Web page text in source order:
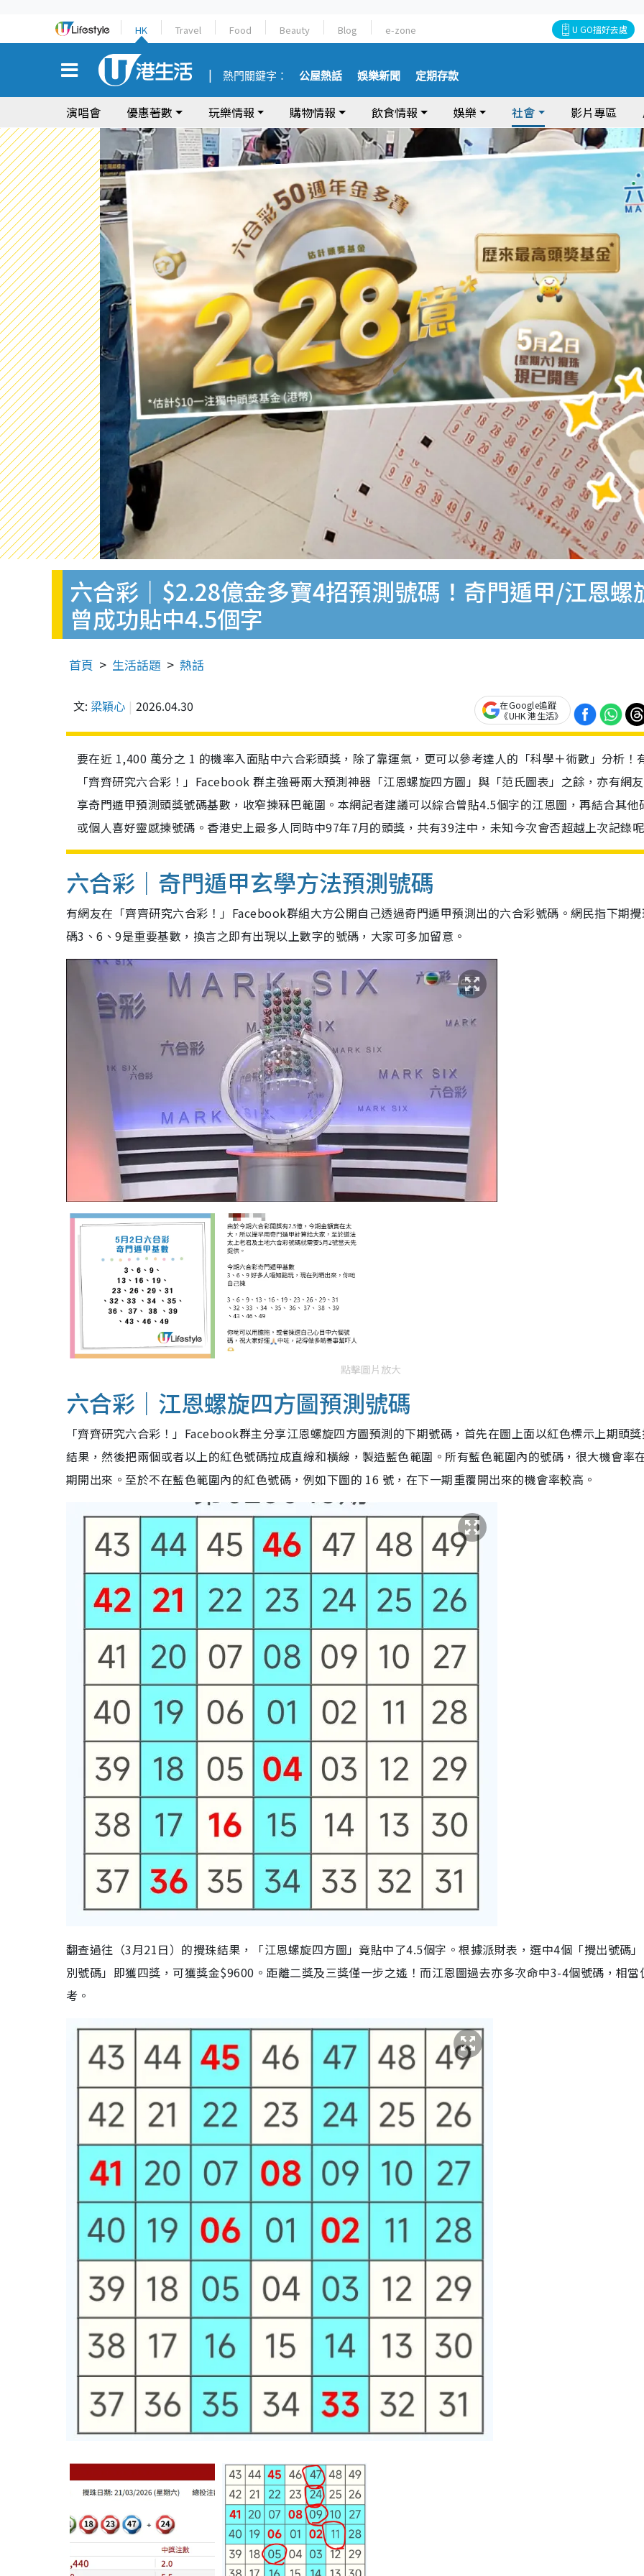
HK Travel Food Beauty Blog e-zone U GO搵好去處
熱門關鍵字： 公屋熱話 娛樂新聞 定期存款
演唱會 優惠著數 玩樂情報 購物情報 飲食情報 娛樂 社會 影片專區
六合彩｜$2.28億金多寶4招預測號碼！奇門遁甲/江恩
曾成功貼中4.5個字
首頁 生活話題 熱話
文: 梁穎心 2026.04.30
在Google追蹤
《UHK 港生活》
要在近 1,400 萬分之 1 的機率入面貼中六合彩頭獎，除了靠運氣，更可以參考達人的「科學＋術數」分析！
「齊齊研究六合彩！」Facebook 群主強哥兩大預測神器「江恩螺旋四方圖」與「范氏圖表」之餘，亦有網
享奇門遁甲預測頭獎號碼基數，收窄揀冧巴範圍。本網記者建議可以綜合曾貼4.5個字的江恩圖，再結合其他
或個人喜好靈感揀號碼。香港史上最多人同時中97年7月的頭獎，共有39注中，未知今次會否超越上次記錄呢
六合彩｜奇門遁甲玄學方法預測號碼
有網友在「齊齊研究六合彩！」Facebook群組大方公開自己透過奇門遁甲預測出的六合彩號碼。網民指下期
碼3、6、9是重要基數，換言之即有出現以上數字的號碼，大家可多加留意。
點擊圖片放大
六合彩｜江恩螺旋四方圖預測號碼
「齊齊研究六合彩！」Facebook群主分享江恩螺旋四方圖預測的下期號碼，首先在圖上面以紅色標示上期頭
結果，然後把兩個或者以上的紅色號碼拉成直線和橫線，製造藍色範圍。所有藍色範圍內的號碼，很大機會率
期開出來。至於不在藍色範圍內的紅色號碼，例如下圖的 16 號，在下一期重覆開出來的機會率較高。
翻查過往（3月21日）的攪珠結果，「江恩螺旋四方圖」竟貼中了4.5個字。根據派財表，選中4個「攪出號碼
別號碼」即獲四獎，可獲獎金$9600。距離二獎及三獎僅一步之遙！而江恩圖過去亦多次命中3-4個號碼，相當
考。